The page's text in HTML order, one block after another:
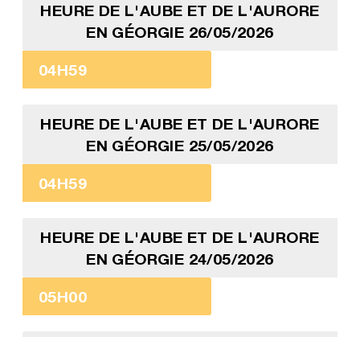
HEURE DE L'AUBE ET DE L'AURORE
EN GÉORGIE 26/05/2026
04H59
HEURE DE L'AUBE ET DE L'AURORE
EN GÉORGIE 25/05/2026
04H59
HEURE DE L'AUBE ET DE L'AURORE
EN GÉORGIE 24/05/2026
05H00